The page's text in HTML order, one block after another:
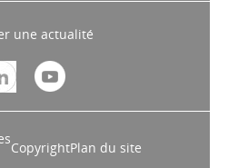
une actualité
CopyrightPlan du site